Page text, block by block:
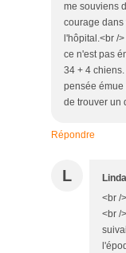
me souviens
courage dans
l'hôpital.<br /
ce n'est pas
34 + 4
pensée émue
de trouver un
Répondre
L Linda
<br /
<br /